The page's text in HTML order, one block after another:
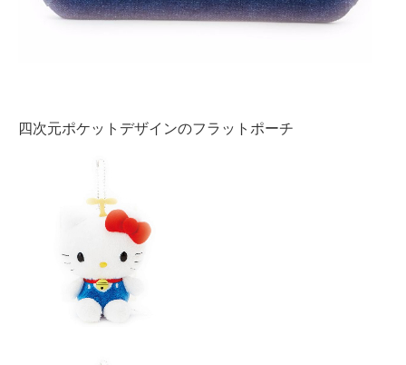
四次元ポケットデザインのフラットポーチ